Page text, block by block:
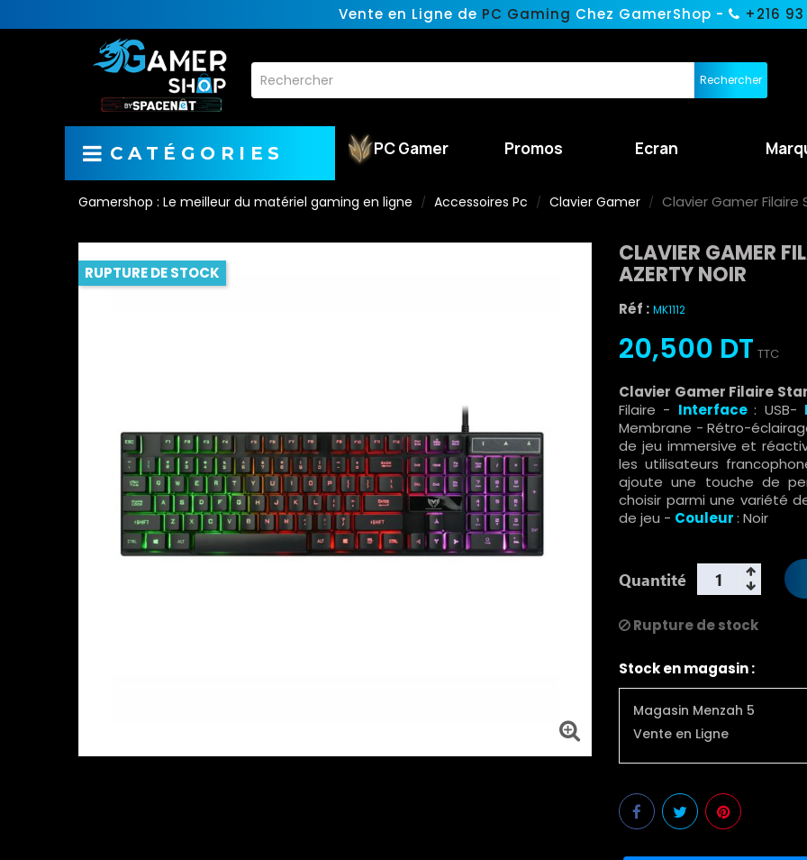
Vente en Ligne de PC Gaming Chez GamerShop - +216
Rechercher
CATÉGORIES PC Gamer Promos Ecran
Gamershop : Le meilleur du matériel gaming en ligne Accessoires Pc Clavier Gamer Clavier Gamer Filaire
RUPTURE DE STOCK
CLAVIER GAMER
AZERTY NOIR
Réf : MK1112
20,500 DT TTC
Clavier Gamer Filaire Star
Filaire - Interface : USB-
Membrane - Rétro-
de jeu immersive et
les utilisateurs
ajoute une touche de
choisir parmi une variété
de jeu - Couleur: Noir
Quantité
Rupture de stock
Stock en magasin :
Magasin Menzah 5
Vente en Ligne